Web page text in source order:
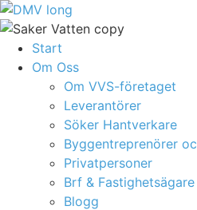
Skip
to
contentStart
Om Oss
Om VVS-företaget
Leverantörer
Söker Hantverkare
Byggentreprenörer
Privatpersoner
Brf & Fastighetsägare
Blogg